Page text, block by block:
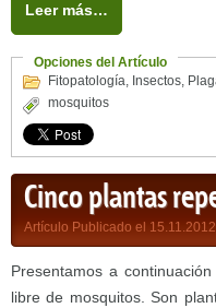
Leer más…
Opciones del Artículo
Fitopatología, Insectos,
mosquitos
Cinco plantas
Artículo Publicado el
Presentamos a
libre de mosquitos. Son